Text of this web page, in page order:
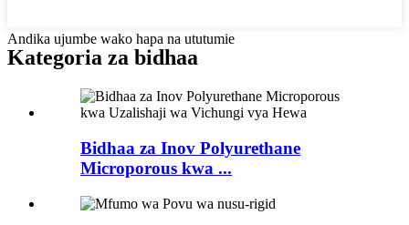
Andika ujumbe wako hapa na ututumie
Kategoria za bidhaa
Bidhaa za Inov Polyurethane
Microporous kwa ...